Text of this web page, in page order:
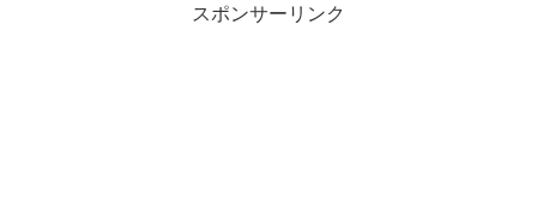
スポンサーリンク